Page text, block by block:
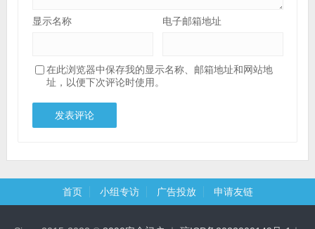
显示名称 电子邮箱地址
在此浏览器中保存我的显示名称、邮箱地址和网站地
址，以便下次评论时使用。
首页 小组专访 广告投放 申请友链